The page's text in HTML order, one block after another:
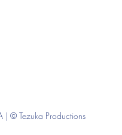
| © Tezuka Productions